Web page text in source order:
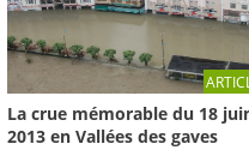
La crue mémorable du 18
2013 en Vallées des gaves